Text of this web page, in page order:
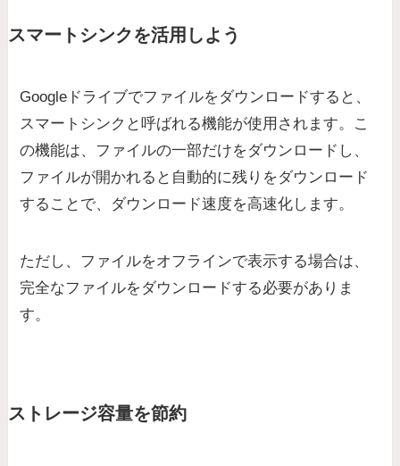
スマートシンクを活用しよう
Googleドライブでファイルをダウンロードすると、
スマートシンクと呼ばれる機能が使用されます。こ
の機能は、ファイルの一部だけをダウンロードし、
ファイルが開かれると自動的に残りをダウンロード
することで、ダウンロード速度を高速化します。
ただし、ファイルをオフラインで表示する場合は、
完全なファイルをダウンロードする必要がありま
す。
ストレージ容量を節約